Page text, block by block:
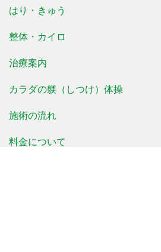
はり・きゅう
整体・カイロ
治療案内
カラダの躾（しつけ）体操
施術の流れ
料金について